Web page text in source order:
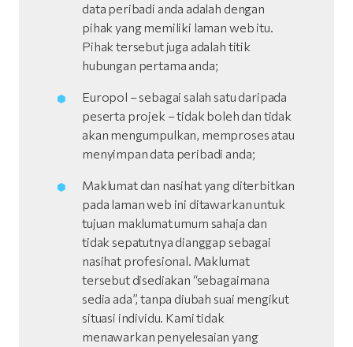
data peribadi anda adalah dengan
pihak yang memiliki laman web itu.
Pihak tersebut juga adalah titik
hubungan pertama anda;
Europol – sebagai salah satu daripada
peserta projek – tidak boleh dan tidak
akan mengumpulkan, memproses atau
menyimpan data peribadi anda;
Maklumat dan nasihat yang diterbitkan
pada laman web ini ditawarkan untuk
tujuan maklumat umum sahaja dan
tidak sepatutnya dianggap sebagai
nasihat profesional. Maklumat
tersebut disediakan “sebagaimana
sedia ada”, tanpa diubah suai mengikut
situasi individu. Kami tidak
menawarkan penyelesaian yang